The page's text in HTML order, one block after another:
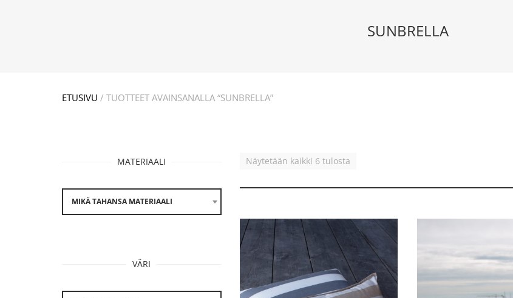
SUNBRELLA
ETUSIVU / TUOTTEET AVAINSANALLA “SUNBRELLA”
Näytetään kaikki 6 tulosta
MATERIAALI
MIKÄ TAHANSA MATERIAALI
VÄRI